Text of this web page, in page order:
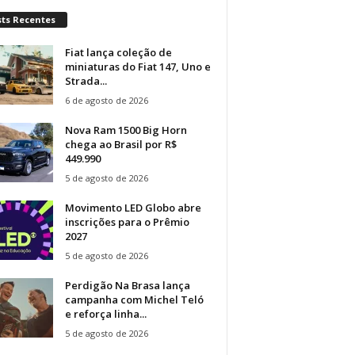
Recentes
Fiat lança coleção de
miniaturas do Fiat 147, Uno e
Strada...
6 de agosto de 2026
Nova Ram 1500 Big Horn
chega ao Brasil por R$
449.990
5 de agosto de 2026
Movimento LED Globo abre
inscrições para o Prêmio
2027
5 de agosto de 2026
Perdigão Na Brasa lança
campanha com Michel Teló
e reforça linha...
5 de agosto de 2026